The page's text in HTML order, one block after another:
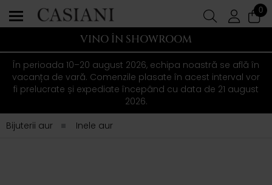
0
VINO ÎN SHOWROOM
În perioada 10–20 august 2026, echipa noastră se află în
vacanța de vară. Comenzile plasate în acest interval vor
fi prelucrate și expediate începând cu data de 21 august
2026.
Bijuterii aur
Inele aur